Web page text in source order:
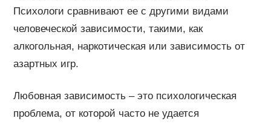
Психологи сравнивают ее с другими видами
человеческой зависимости, такими, как
алкогольная, наркотическая или зависимость от
азартных игр.
Любовная зависимость – это психологическая
проблема, от которой часто не удается